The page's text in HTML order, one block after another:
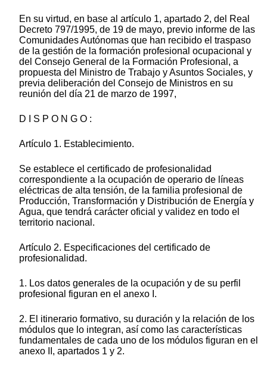
En su virtud, en base al artículo 1, apartado 2, del Real
Decreto 797/1995, de 19 de mayo, previo informe de las
Comunidades Autónomas que han recibido el traspaso
de la gestión de la formación profesional ocupacional y
del Consejo General de la Formación Profesional, a
propuesta del Ministro de Trabajo y Asuntos Sociales, y
previa deliberación del Consejo de Ministros en su
reunión del día 21 de marzo de 1997,
D I S P O N G O :
Artículo 1. Establecimiento.
Se establece el certificado de profesionalidad
correspondiente a la ocupación de operario de líneas
eléctricas de alta tensión, de la familia profesional de
Producción, Transformación y Distribución de Energía y
Agua, que tendrá carácter oficial y validez en todo el
territorio nacional.
Artículo 2. Especificaciones del certificado de
profesionalidad.
1. Los datos generales de la ocupación y de su perfil
profesional figuran en el anexo I.
2. El itinerario formativo, su duración y la relación de los
módulos que lo integran, así como las características
fundamentales de cada uno de los módulos figuran en el
anexo II, apartados 1 y 2.